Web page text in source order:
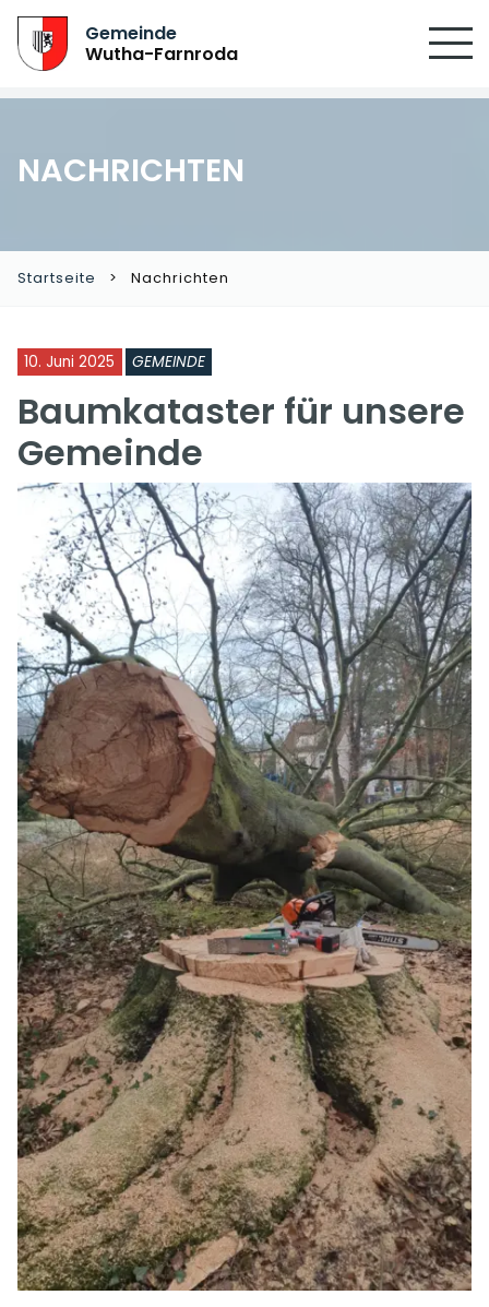
Gemeinde
Wutha-Farnroda
NACHRICHTEN
Startseite Nachrichten
10. Juni 2025 GEMEINDE
Baumkataster für unsere
Gemeinde